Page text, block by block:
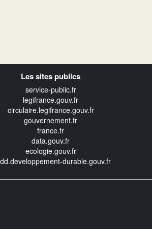
Les sites publics
service-public.fr
legifrance.gouv.fr
circulaire.legifrance.gouv.fr
gouvernement.fr
france.fr
data.gouv.fr
ecologie.gouv.fr
durable.gouv.fr